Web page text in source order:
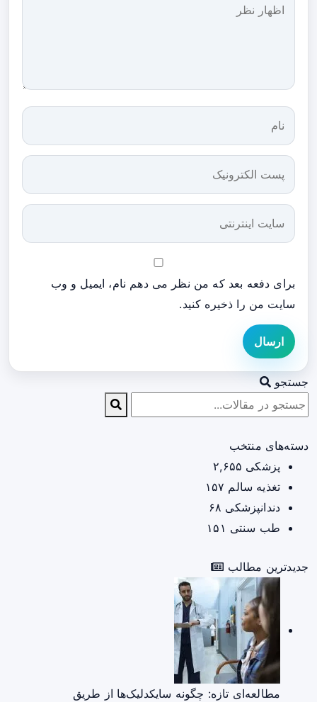
برای دفعه بعد که من نظر می دهم نام، ایمیل و وب
سایت من را ذخیره کنید.
ارسال
جستجو
دسته‌های منتخب
پزشکی ۲,۶۵۵
تغذیه سالم ۱۵۷
دندانپزشکی ۶۸
طب سنتی ۱۵۱
جدیدترین مطالب
مطالعه‌ای تازه: چگونه سایکدلیک‌ها از طریق